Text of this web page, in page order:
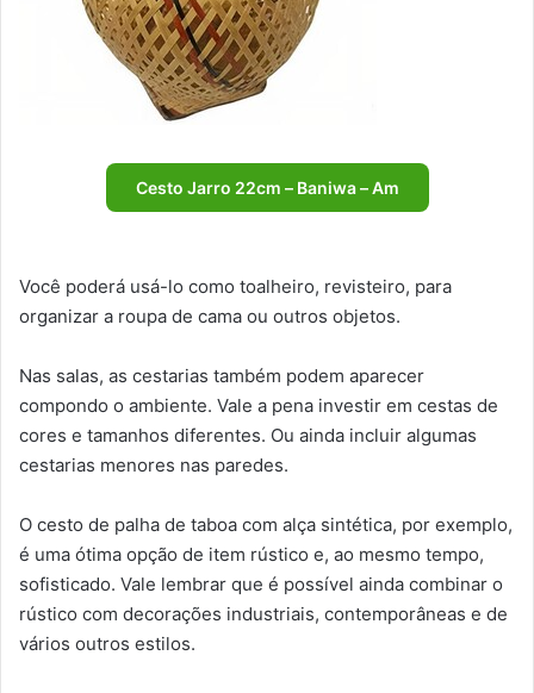
Cesto Jarro 22cm – Baniwa – Am
Você poderá usá-lo como toalheiro, revisteiro, para
organizar a roupa de cama ou outros objetos.
Nas salas, as cestarias também podem aparecer
compondo o ambiente. Vale a pena investir em cestas de
cores e tamanhos diferentes. Ou ainda incluir algumas
cestarias menores nas paredes.
O cesto de palha de taboa com alça sintética, por exemplo,
é uma ótima opção de item rústico e, ao mesmo tempo,
sofisticado. Vale lembrar que é possível ainda combinar o
rústico com decorações industriais, contemporâneas e de
vários outros estilos.